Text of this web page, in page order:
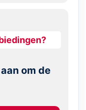
om de